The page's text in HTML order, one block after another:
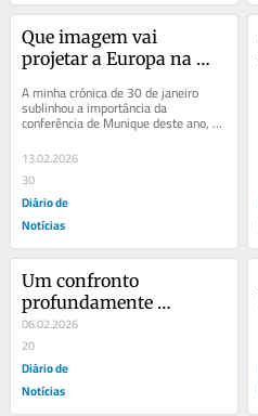
Que imagem vai
projetar a Europa na
Munique?
A minha crónica de 30 de janeiro
sublinhou a importância da
conferência de Munique deste ano,
olhando à nova realidade da
segurança...
13.02.2026
30
Diário de
Notícias
Um confronto
profundamente
perigoso e complexo: os
EUA e o Irão
06.02.2026
20
Diário de
Notícias